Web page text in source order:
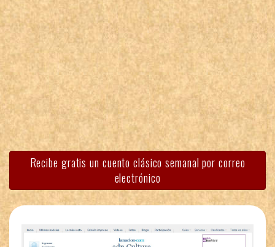
Recibe gratis un cuento clásico semanal por correo
electrónico